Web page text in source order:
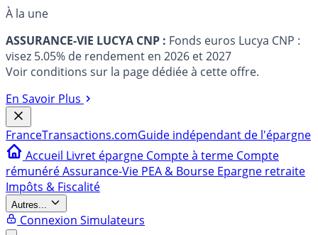
À la une
ASSURANCE-VIE LUCYA CNP : Fonds euros Lucya CNP :
visez 5.05% de rendement en 2026 et 2027
Voir conditions sur la page dédiée à cette offre.
En Savoir Plus
FranceTransactions.comGuide indépendant de l'épargne
Accueil Livret épargne Compte à terme Compte
rémunéréAssurance-Vie PEA & Bourse Epargne retraite
Impôts & Fiscalité
Autres...
Connexion Simulateurs